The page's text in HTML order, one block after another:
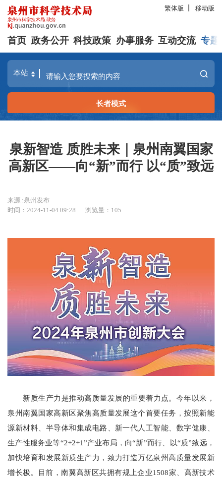
繁体版 移动版
首页 政务公开 科技政策 办事服务 互动交流 专题
长者模式
泉新智造 质胜未来｜泉州南翼国家
高新区——向“新”而行 以“质”致远
来源 :泉州发布
时间：2024-11-04 09:28
浏览量： 105
新质生产力是推动高质量发展的重要着力点。今年以来，
泉州南翼国家高新区聚焦高质量发展这个首要任务，按照新能
源新材料、半导体和集成电路、新一代人工智能、数字健康、
生产性服务业等“2+2+1”产业布局，向“新”而行、以“质”致远，
加快培育和发展新质生产力，致力打造万亿泉州高质量发展新
增长极。目前，南翼高新区共拥有规上企业1508家、高新技术